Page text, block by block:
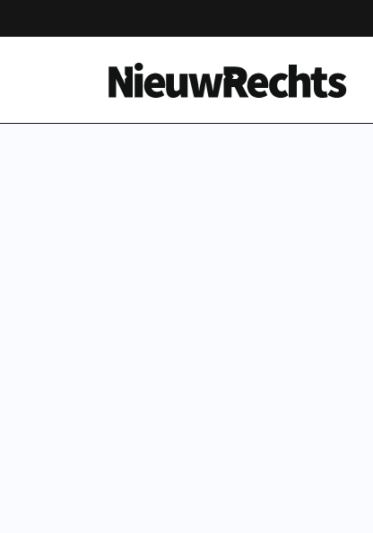
Homepage van NieuwRechts